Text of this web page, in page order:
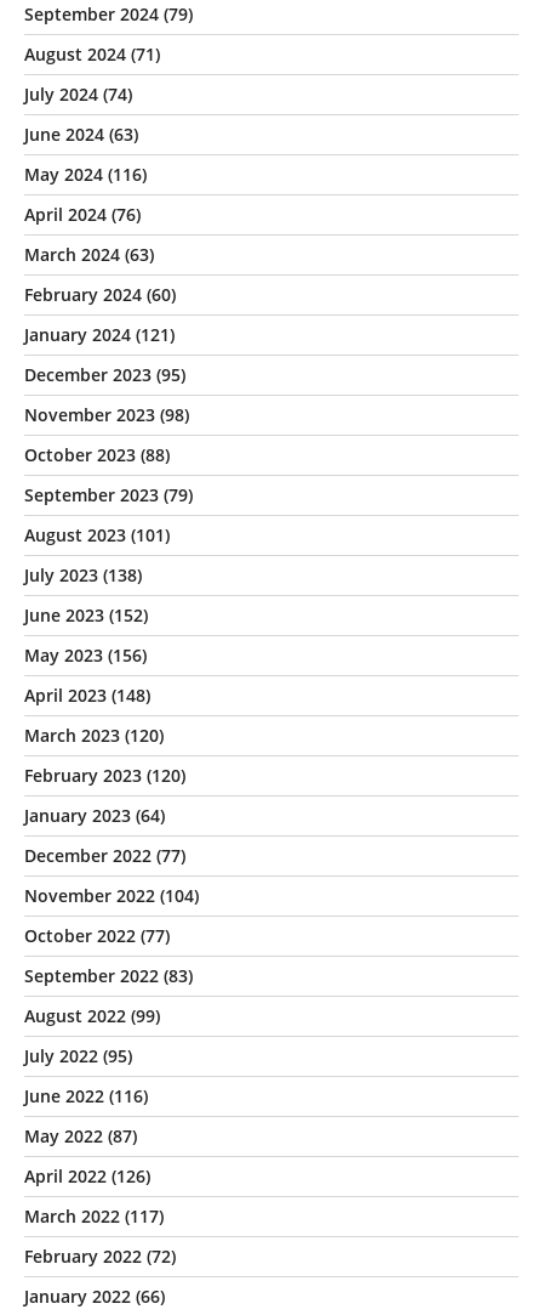
September 2024 (79)
August 2024 (71)
July 2024 (74)
June 2024 (63)
May 2024 (116)
April 2024 (76)
March 2024 (63)
February 2024 (60)
January 2024 (121)
December 2023 (95)
November 2023 (98)
October 2023 (88)
September 2023 (79)
August 2023 (101)
July 2023 (138)
June 2023 (152)
May 2023 (156)
April 2023 (148)
March 2023 (120)
February 2023 (120)
January 2023 (64)
December 2022 (77)
November 2022 (104)
October 2022 (77)
September 2022 (83)
August 2022 (99)
July 2022 (95)
June 2022 (116)
May 2022 (87)
April 2022 (126)
March 2022 (117)
February 2022 (72)
January 2022 (66)